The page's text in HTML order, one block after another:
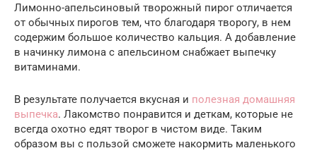
Лимонно-апельсиновый творожный пирог отличается
от обычных пирогов тем, что благодаря творогу, в нем
содержим большое количество кальция. А добавление
в начинку лимона с апельсином снабжает выпечку
витаминами.
В результате получается вкусная и полезная домашняя
выпечка. Лакомство понравится и деткам, которые не
всегда охотно едят творог в чистом виде. Таким
образом вы с пользой сможете накормить маленького